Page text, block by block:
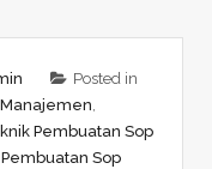
Posted in
Manajemen,
Pembuatan Sop
Sop